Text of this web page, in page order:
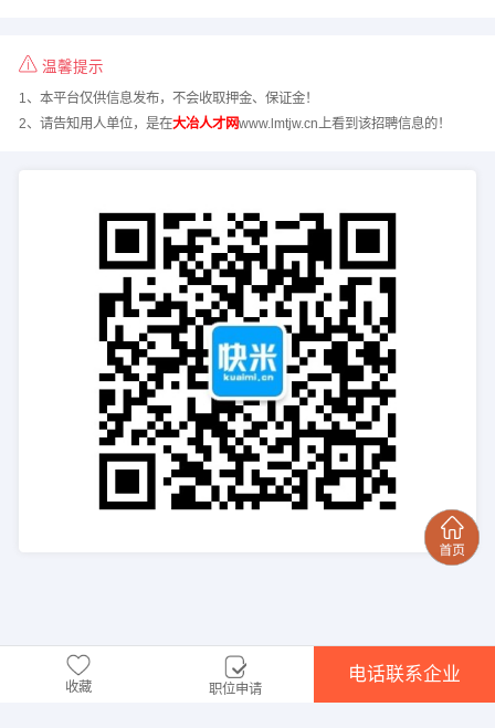
温馨提示
1、本平台仅供信息发布，不会收取押金、保证金！
2、请告知用人单位，是在大冶人才网www.lmtjw.cn上看到该招聘信息的！
收藏 职位申请
电话联系企业